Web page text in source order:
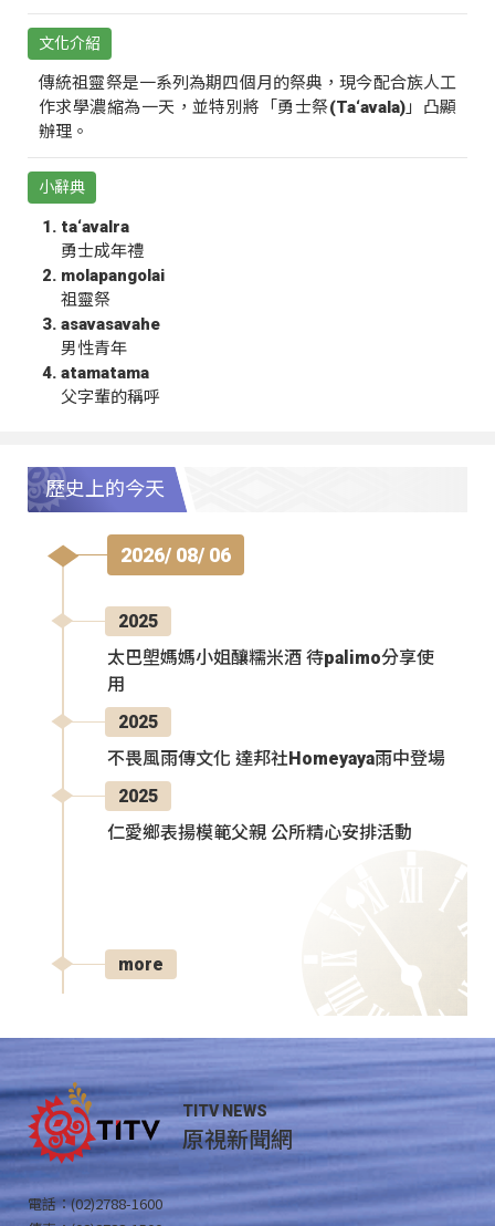
文化介紹
傳統祖靈祭是一系列為期四個月的祭典，現今配合族人工
作求學濃縮為一天，並特別將「勇士祭(Ta‘avala)」凸顯
辦理。
小辭典
ta‘avalra
勇士成年禮
molapangolai
祖靈祭
asavasavahe
男性青年
atamatama
父字輩的稱呼
歷史上的今天
2026/ 08/ 06
2025
太巴塱媽媽小姐釀糯米酒 待palimo分享使
用
2025
不畏風雨傳文化 達邦社Homeyaya雨中登場
2025
仁愛鄉表揚模範父親 公所精心安排活動
more
TITV NEWS
原視新聞網
電話：(02)2788-1600